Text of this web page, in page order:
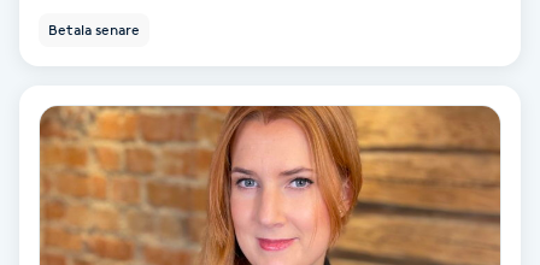
Nagelklippning
Nagelsvamp
Betala senare